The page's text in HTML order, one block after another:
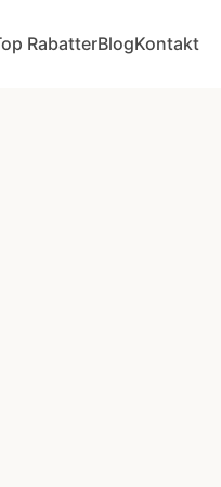
RabatterBlogKontakt